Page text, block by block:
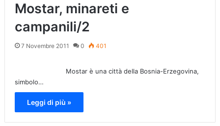
Mostar, minareti e
campanili/2
7 Novembre 2011 0 401
Mostar è una città della Bosnia-Erzegovina,
simbolo…
Leggi di più »